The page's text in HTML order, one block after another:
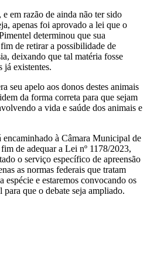
em razão de ainda não ter sido
apenas foi aprovado a lei que o
determinou que sua
de retirar a possibilidade de
deixando que tal matéria fosse
já existentes.
seu apelo aos donos destes animais
da forma correta para que sejam
a vida e saúde dos animais e
encaminhado à Câmara Municipal de
de adequar a Lei nº 1178/2023,
o serviço específico de apreensão
as normas federais que tratam
espécie e estaremos convocando os
para que o debate seja ampliado.